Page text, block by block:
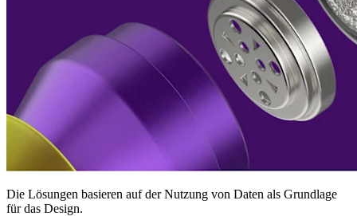
Die Lösungen basieren auf der Nutzung von Daten als Grundlage
für das Design.